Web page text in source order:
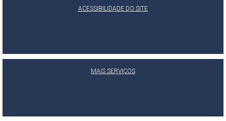
ACESSIBILIDADE DO SITE
MAIS SERVIÇOS